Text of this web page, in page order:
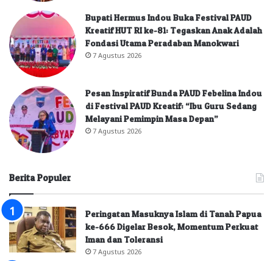
Bupati Hermus Indou Buka Festival PAUD
Kreatif HUT RI ke-81: Tegaskan Anak Adalah
Fondasi Utama Peradaban Manokwari
7 Agustus 2026
Pesan Inspiratif Bunda PAUD Febelina Indou
di Festival PAUD Kreatif: “Ibu Guru Sedang
Melayani Pemimpin Masa Depan”
7 Agustus 2026
Berita Populer
Peringatan Masuknya Islam di Tanah Papua
ke-666 Digelar Besok, Momentum Perkuat
Iman dan Toleransi
7 Agustus 2026